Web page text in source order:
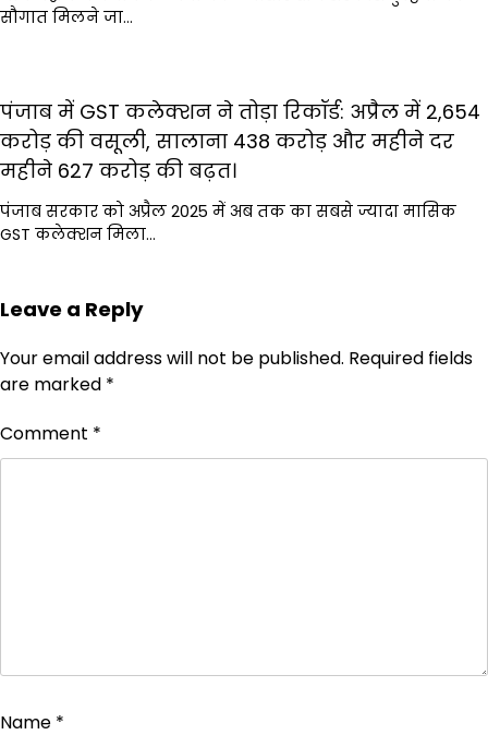
सौगात मिलने जा…
पंजाब में GST कलेक्शन ने तोड़ा रिकॉर्ड: अप्रैल में ₹2,654
करोड़ की वसूली, सालाना ₹438 करोड़ और महीने दर
महीने ₹627 करोड़ की बढ़त।
पंजाब सरकार को अप्रैल 2025 में अब तक का सबसे ज्यादा मासिक
GST कलेक्शन मिला…
Leave a Reply
Your email address will not be published. Required fields
are marked *
Comment *
Name *